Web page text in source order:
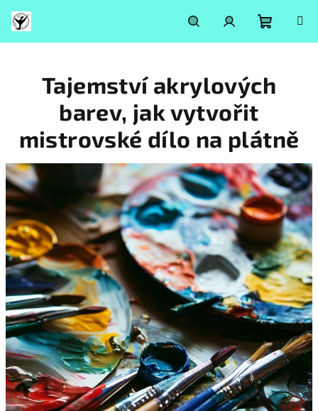
obsah
HledatPřihlášeníNákupní
košík
Tajemství akrylových
barev, jak vytvořit
mistrovské dílo na plátně